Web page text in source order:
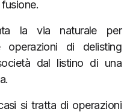
la via naturale per
operazioni di delisting
dal listino di una
si tratta di operazioni